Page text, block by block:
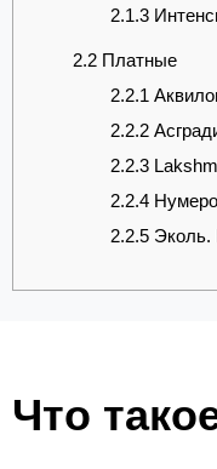
2.1.3
2.2Платные
2.2.1
2.2.2
2.2.3
2.2.4
2.2.5Эколь.
Что